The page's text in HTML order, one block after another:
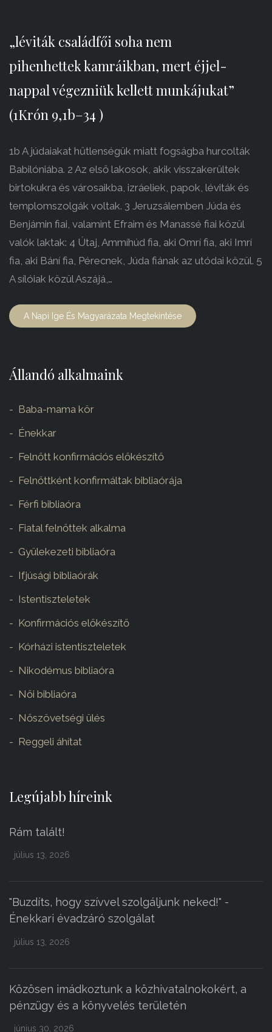
„léviták családfői soha nem
pihenhettek kamráikban, mert éjjel-
nappal végezniük kellett munkájukat”
(1Krón 9,1b–34 )
1b A júdaiakat hűtlenségük miatt fogságba hurcolták
Babilóniába. 2 Az első lakosok, akik visszakerültek
birtokukra és városaikba, izráeliek, papok, léviták és
templomszolgák voltak. 3 Jeruzsálemben Júda és
Benjámin fiai, valamint Efraim és Manassé fiai közül
valók laktak: 4 Útaj, Ammíhúd fia, aki Omrí fia, aki Imrí
fia, aki Bání fia, Pérecnek, Júda fiának az utódai közül. 5
A sílóiak közül Aszájá,…
A Napi Ige És Magyarázata Megtekintése
Állandó alkalmaink
Baba-mama kör
Énekkar
Felnőtt konfirmációs előkészítő
Felnőttként konfirmáltak bibliaórája
Férfi bibliaóra
Fiatal felnőttek alkalma
Gyülekezeti bibliaóra
Ifjúsági bibliaórák
Istentiszteletek
Konfirmációs előkészítő
Kórházi istentiszteletek
Nikodémus bibliaóra
Női bibliaóra
Nőszövetségi ülés
Reggeli áhítat
Legújabb híreink
Rám talált!
július 13, 2026
"Buzdíts, hogy szívvel szolgáljunk neked!" -
Énekkari évadzáró szolgálat
július 13, 2026
Közösen imádkoztunk a közhivatalnokokért, a
pénzügy és a könyvelés területén
június 30, 2026